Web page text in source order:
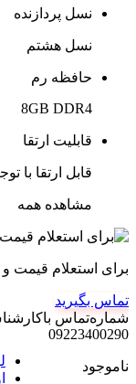
نسل پردازنده
نسل هشتم
حافظه رم
8GB DDR4
قابلیت ارتقا
قابل ارتقا با
مشاهده همه
برای استعلام قیمت
تماس بگیرید
شماره‌تماس‌
09223400290
ناموجود